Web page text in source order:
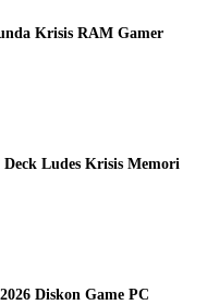
Krisis RAM Gamer
Deck Ludes Krisis Memori
Diskon Game PC